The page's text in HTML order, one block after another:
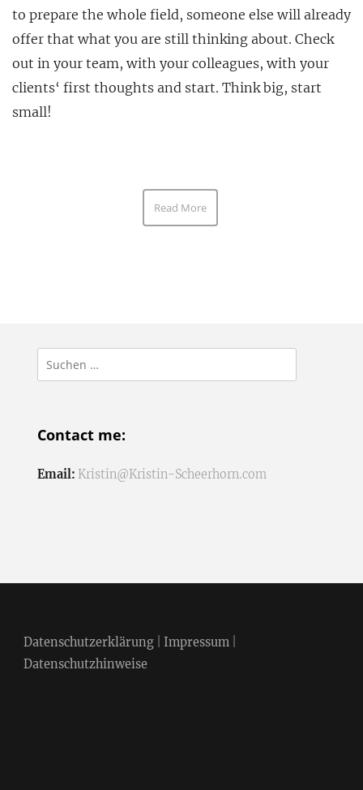
to prepare the whole field, someone else will already
offer that what you are still thinking about. Check
out in your team, with your colleagues, with your
clients‘ first thoughts and start. Think big, start
small!
Read More
Suchen
nach:
Contact me:
Email: Kristin@Kristin-Scheerhorn.com
Datenschutzerklärung| Impressum|
Datenschutzhinweise